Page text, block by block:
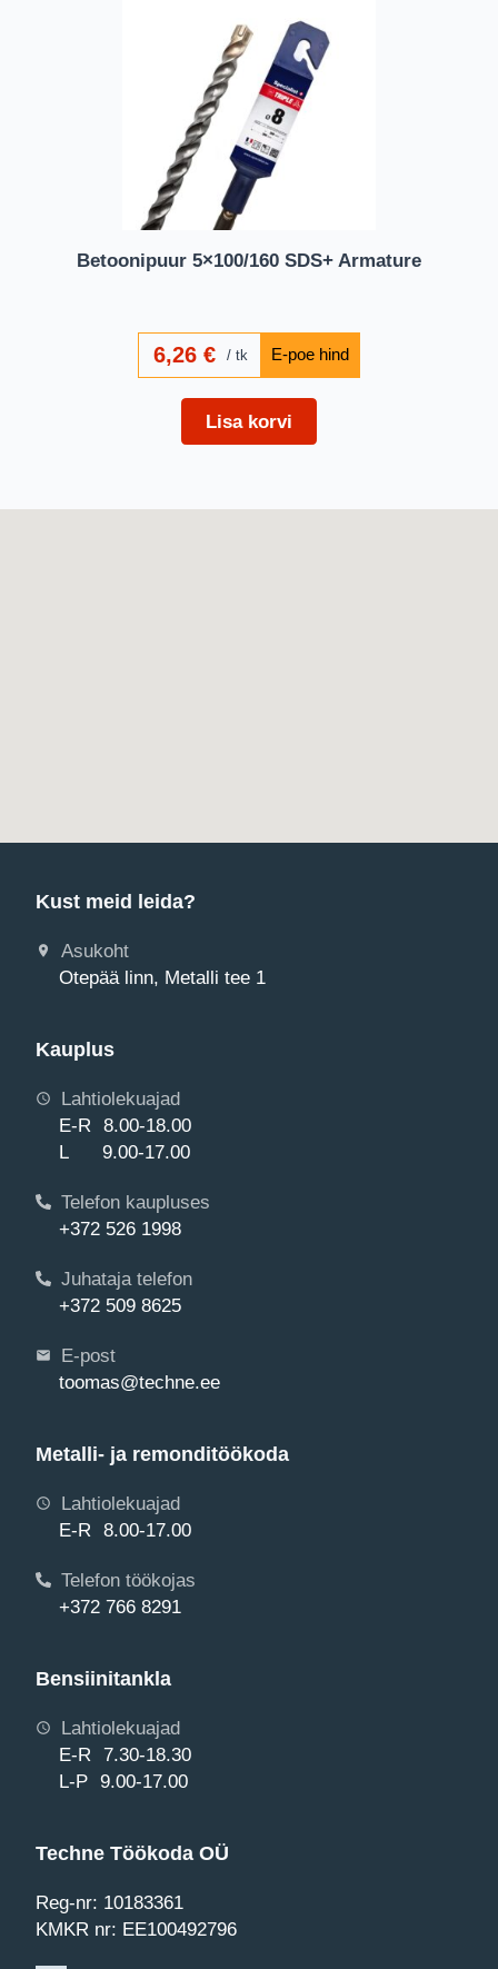
Betoonipuur 5×100/160 SDS+ Armature
6,26€ tk
Lisa korvi
Kust meid leida?
Asukoht
Otepää linn, Metalli tee 1
Kauplus
Lahtiolekuajad
E-R 8.00-18.00
L 9.00-17.00
Telefon kaupluses
+372 526 1998
Juhataja telefon
+372 509 8625
E-post
toomas@techne.ee
Metalli- ja remonditöökoda
Lahtiolekuajad
E-R 8.00-17.00
Telefon töökojas
+372 766 8291
Bensiinitankla
Lahtiolekuajad
E-R 7.30-18.30
L-P 9.00-17.00
Techne Töökoda OÜ
Reg-nr: 10183361
KMKR nr: EE100492796